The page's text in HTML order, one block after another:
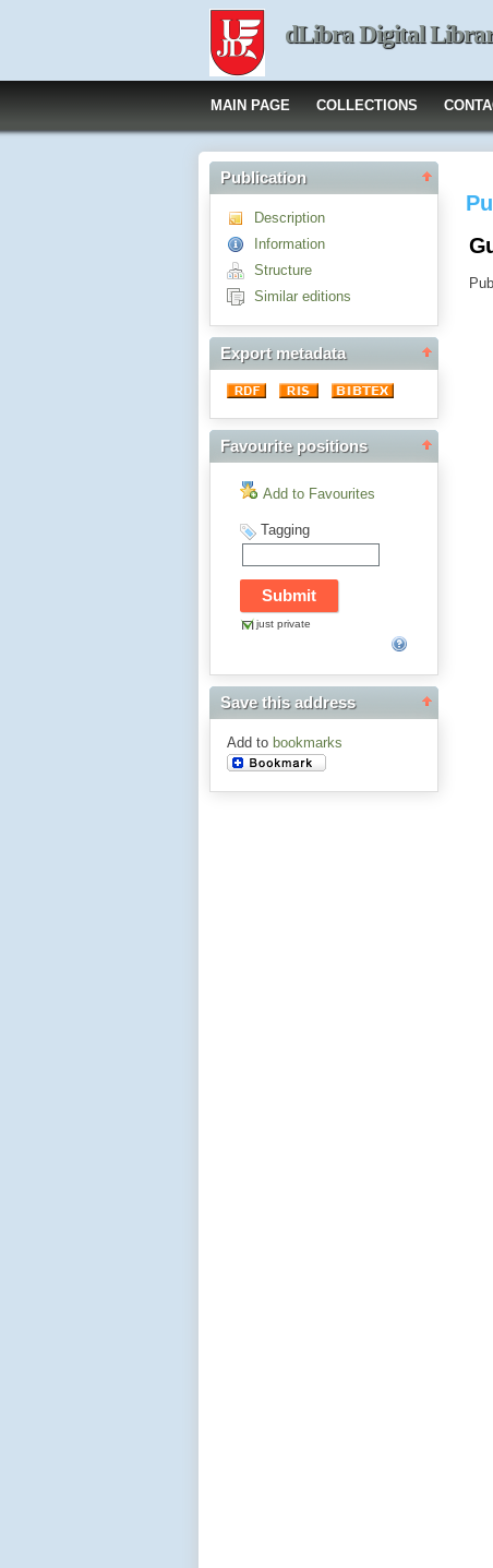
dLibra Digital
MAIN PAGE COLLECTIONS
Publication
Description
Information
Structure
Similar editions
Export metadata
Favourite positions
Add to Favourites
Tagging
just private
Save this address
Add to bookmarks